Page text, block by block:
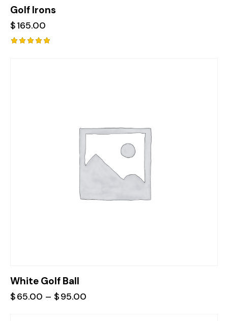
Golf Irons
$165.00
White Golf Ball
$65.00 – $95.00